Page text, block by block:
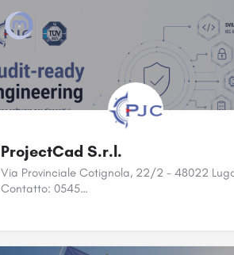
ProjectCad S.r.l.
Via Provinciale Cotignola, 22/2 - 48022
Contatto: 0545…